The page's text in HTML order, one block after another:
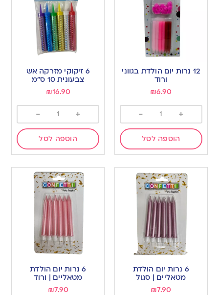
12 נרות יום הולדת בגווני
ורוד
₪6.90
+
-
הוספה לסל
6 זיקוקי מזרקה אש
צבעונית 10 ס”מ
₪16.90
+
-
הוספה לסל
6 נרות יום הולדת
מטאליים | סגול
₪7.90
6 נרות יום הולדת
מטאליים | ורוד
₪7.90